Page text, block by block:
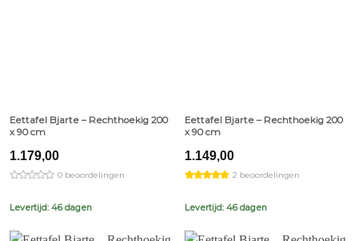
Eettafel Bjarte – Rechthoekig 200
x 90 cm
1.179,00
0 beoordelingen
Levertijd: 46 dagen
Eettafel Bjarte – Rechthoekig 200
x 90 cm
1.149,00
2 beoordelingen
Levertijd: 46 dagen